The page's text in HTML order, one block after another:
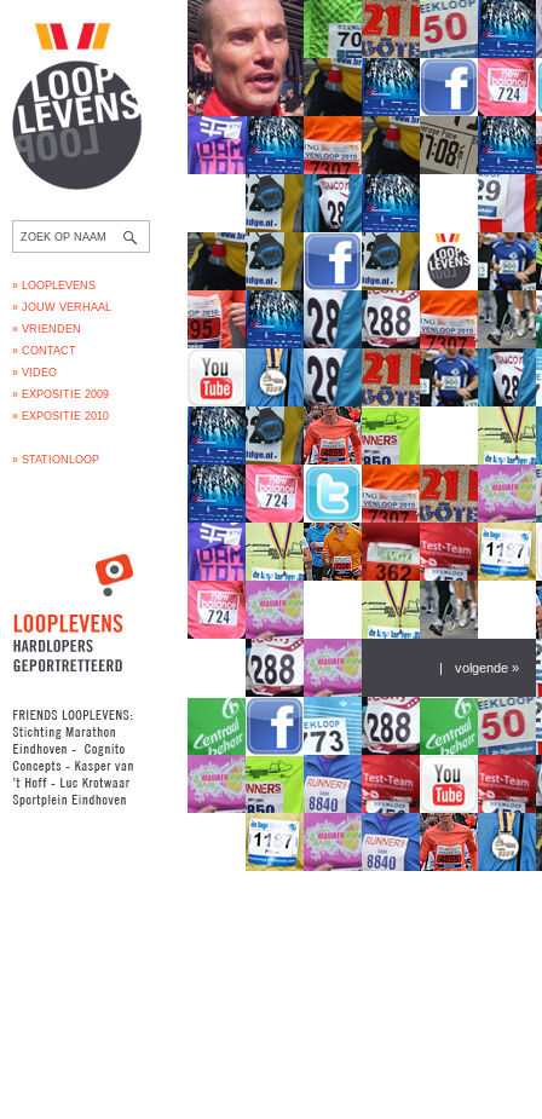
» LOOPLEVENS
» JOUW VERHAAL
» VRIENDEN
» CONTACT
» VIDEO
» EXPOSITIE 2009
» EXPOSITIE 2010
» STATIONLOOP
| volgende »